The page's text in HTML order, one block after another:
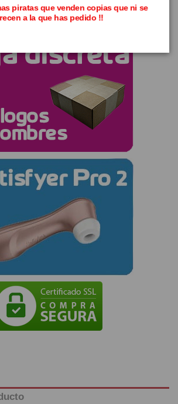
piratas que venden copias que ni se
a la que has pedido !!